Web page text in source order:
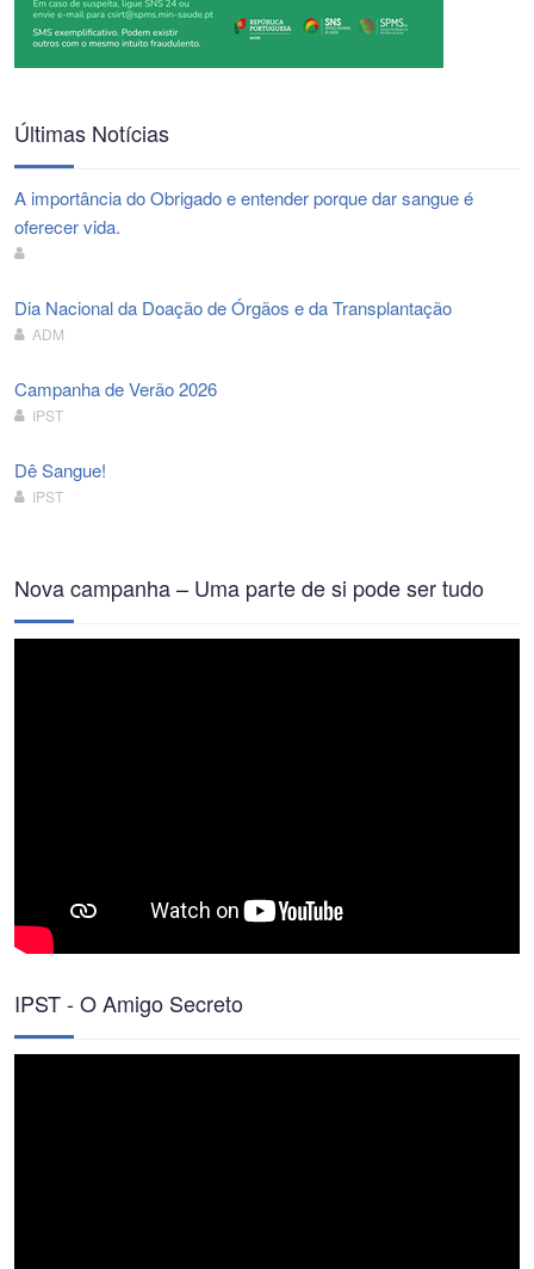
Últimas Notícias
A importância do Obrigado e entender porque dar sangue é
oferecer vida.
Dia Nacional da Doação de Órgãos e da Transplantação
ADM
Campanha de Verão 2026
IPST
Dê Sangue!
IPST
Nova campanha – Uma parte de si pode ser tudo
IPST - O Amigo Secreto